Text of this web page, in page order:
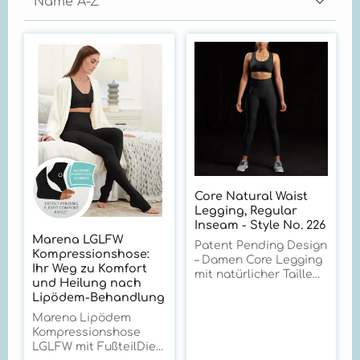
Marena LGLFW
Kompressionshose:
Ihr Weg zu Komfort
und Heilung nach
Lipödem-Behandlung
Marena Lipödem
Kompressionshose
LGLFW mit FußteilDie
Core Natural Waist
Legging, Regular
Inseam - Style No. 226
Patent Pending Design
– Damen Core Legging
mit natürlicher Taille